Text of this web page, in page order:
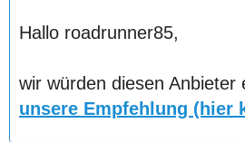
Hallo roadrunner85,
wir würden diesen Anbieter
unsere Empfehlung (hier